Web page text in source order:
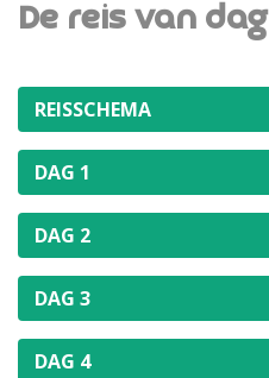
De reis van
REISSCHEMA
DAG 1
DAG 2
DAG 3
DAG 4